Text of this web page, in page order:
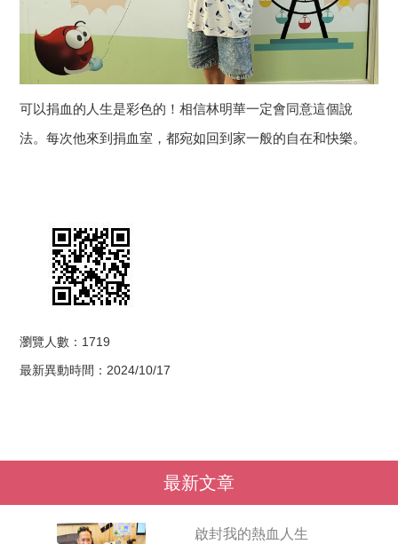
可以捐血的人生是彩色的！相信林明華一定會同意這個說
法。每次他來到捐血室，都宛如回到家一般的自在和快樂。
瀏覽人數：1719
最新異動時間：2024/10/17
最新文章
啟封我的熱血人生